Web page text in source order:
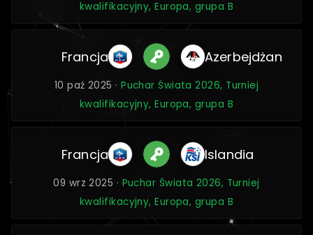
kwalifikacyjny, Europa, grupa B
Francja Azerbejdżan
10 paź 2025 ·Puchar Świata 2026, Turniej
kwalifikacyjny, Europa, grupa B
Francja Islandia
09 wrz 2025 · Puchar Świata 2026, Turniej
kwalifikacyjny, Europa, grupa B